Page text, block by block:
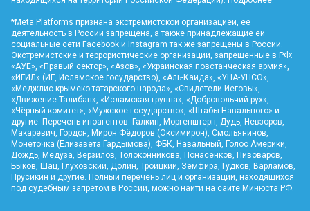
*Meta Platforms признана экстремистской организацией, её
деятельность в России запрещена, а также принадлежащие ей
социальные сети Facebook и Instagram так же запрещены в России.
Экстремистские и террористические организации, запрещенные в РФ:
«АУЕ», «Правый сектор», «Азов», «Украинская повстанческая армия»,
«ИГИЛ» (ИГ, Исламское государство), «Аль-Каида», «УНА-УНСО»,
«Меджлис крымско-татарского народа», «Свидетели Иеговы»,
«Движение Талибан», «Исламская группа», «Добровольчий рух»,
«Чёрный комитет», «Мужское государство», «Штабы Навального» и
другие. Перечень иноагентов: Галкин, Моргенштерн, Дудь, Невзоров,
Макаревич, Гордон, Мирон Фёдоров (Оксимирон), Смольянинов,
Монеточка (Елизавета Гардымова), ФБК, Навальный, Голос Америки,
Дождь, Медуза, Верзилов, Толоконникова, Понасенков, Пивоваров,
Быков, Шац, Глуховский, Долин, Троицкий, Земфира, Гудков, Варламов,
Прусикин и другие. Полный перечень лиц и организаций, находящихся
под судебным запретом в России, можно найти на сайте Минюста РФ.